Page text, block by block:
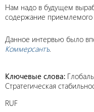
Нам надо в будущем
содержание приемлемого
Данное интервью было
Коммерсантъ.
Ключевые слова:
Стратегическая
RUF